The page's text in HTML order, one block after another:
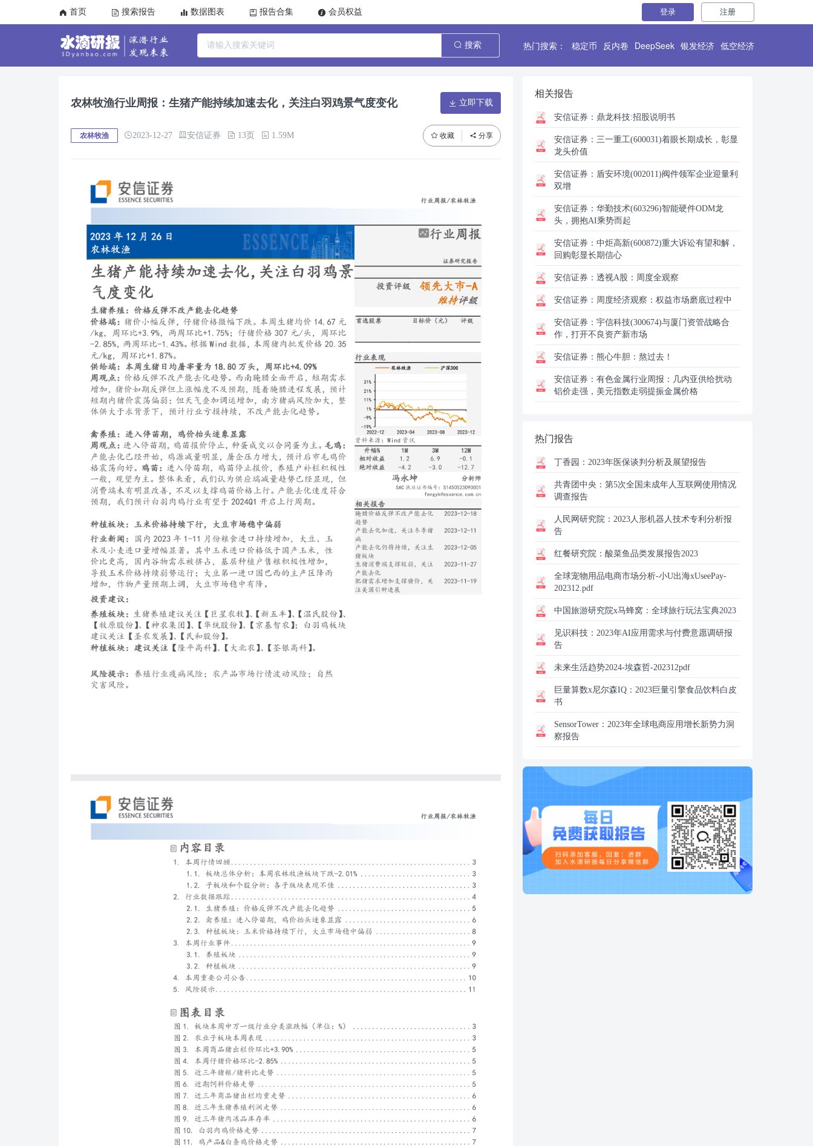
首页 搜索报告 数据图表 报告合集 会员权益 登录 注册
搜索 热门搜索： 稳定币 反内卷 DeepSeek 银发经济 低空经济
农林牧渔行业周报：生猪产能持续加速去化，关注白羽鸡景气度变化 立即下载
农林牧渔 2023-12-27 安信证券 13页 1.59M 收藏 分享
相关报告
安信证券： 鼎龙科技:招股说明书
安信证券： 三一重工(600031)着眼长期成长，彰显
龙头价值
安信证券： 盾安环境(002011)阀件领军企业迎量利
双增
安信证券： 华勤技术(603296)智能硬件ODM龙
头，拥抱AI乘势而起
安信证券： 中炬高新(600872)重大诉讼有望和解，
回购彰显长期信心
安信证券： 透视A股：周度全观察
安信证券： 周度经济观察：权益市场磨底过程中
安信证券： 宇信科技(300674)与厦门资管战略合
作，打开不良资产新市场
安信证券： 熊心牛胆：熬过去！
安信证券： 有色金属行业周报：几内亚供给扰动
铝价走强，美元指数走弱提振金属价格
热门报告
丁香园： 2023年医保谈判分析及展望报告
共青团中央： 第5次全国未成年人互联网使用情况
调查报告
人民网研究院： 2023人形机器人技术专利分析报
告
红餐研究院： 酸菜鱼品类发展报告2023
全球宠物用品电商市场分析-小U出海xUseePay-
202312.pdf
中国旅游研究院x马蜂窝： 全球旅行玩法宝典2023
见识科技： 2023年AI应用需求与付费意愿调研报
告
未来生活趋势2024-埃森哲-202312pdf
巨量算数x尼尔森IQ： 2023巨量引擎食品饮料白皮
书
SensorTower： 2023年全球电商应用增长新势力洞
察报告